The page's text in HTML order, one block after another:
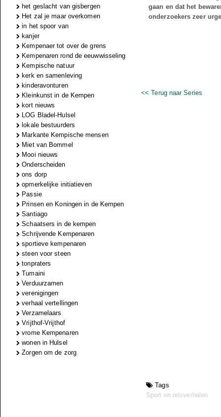
het geslacht van gisbergen
Het zal je maar overkomen
in het spoor van
kanjer
Kempenaer tot over de grens
Kempenaren rond de eeuwwisseling
Kempische natuur
kerk en samenleving
kinderavonturen
Kleinkunst in de Kempen
kort nieuws
LOG Bladel-Hulsel
lokale bestuurders
Markante Kempische mensen
Miet van Bommel
Mooi nieuws
Onderscheiden
ons dorp
opmerkelijke initiatieven
Passie
Prinsen en Koningen in de Kempen
Santiago
Schaatsers in de kempen
Schrijvende Kempenaren
sportieve kempenaren
steen voor steen
tonpraters
Tumaini
Verduurzamen
verenigingen
verhaal vertellingen
Verzamelaars
Vrijthof-Vrijthof
vrome Kempenaren
wonen in Hulsel
Zorgen om de zorg
gaan en dat het
onderzoekers zeer
<< Terug naar Series
Tags
Sport en reisverhalen